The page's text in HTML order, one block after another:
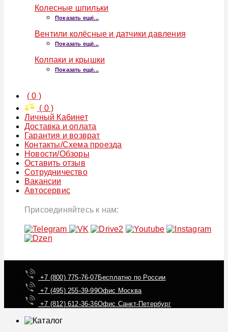
Колесные шпильки
Показать ещё...
Вентили колёсные и датчики давления
Показать ещё...
Колпаки и крышки
Показать ещё...
(0 )
( 0)
Личный Кабинет
Доставка и оплата
Гарантия и возврат
Контакты/Схема проезда
Новости/Обзоры
Оставить отзыв
Сотрудничество
Вакансии
Автосервис
Присоединяйтесь к нам:
+7 (800) 775-76-07Бесплатно по России
+7 (495) 255-39-99Офис Москва
+7 (812) 612-36-36Офис Санкт-Петербург